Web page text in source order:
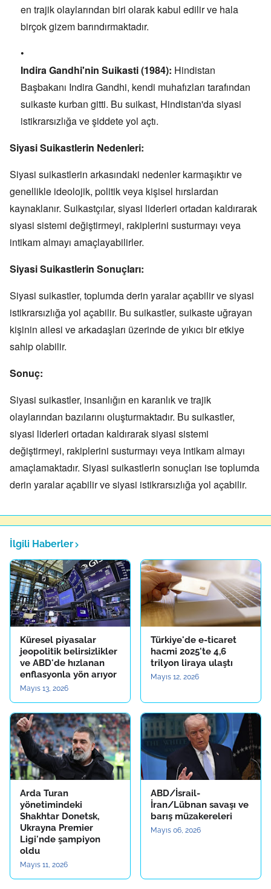
en trajik olaylarından biri olarak kabul edilir ve hala
birçok gizem barındırmaktadır.
Indira Gandhi'nin Suikasti (1984): Hindistan
Başbakanı Indira Gandhi, kendi muhafızları tarafından
suikaste kurban gitti. Bu suikast, Hindistan'da siyasi
istikrarsızlığa ve şiddete yol açtı.
Siyasi Suikastlerin Nedenleri:
Siyasi suikastlerin arkasındaki nedenler karmaşıktır ve
genellikle ideolojik, politik veya kişisel hırslardan
kaynaklanır. Suikastçılar, siyasi liderleri ortadan kaldırarak
siyasi sistemi değiştirmeyi, rakiplerini susturmayı veya
intikam almayı amaçlayabilirler.
Siyasi Suikastlerin Sonuçları:
Siyasi suikastler, toplumda derin yaralar açabilir ve siyasi
istikrarsızlığa yol açabilir. Bu suikastler, suikaste uğrayan
kişinin ailesi ve arkadaşları üzerinde de yıkıcı bir etkiye
sahip olabilir.
Sonuç:
Siyasi suikastler, insanlığın en karanlık ve trajik
olaylarından bazılarını oluşturmaktadır. Bu suikastler,
siyasi liderleri ortadan kaldırarak siyasi sistemi
değiştirmeyi, rakiplerini susturmayı veya intikam almayı
amaçlamaktadır. Siyasi suikastlerin sonuçları ise toplumda
derin yaralar açabilir ve siyasi istikrarsızlığa yol açabilir.
İlgili Haberler
Küresel piyasalar
jeopolitik belirsizlikler
ve ABD'de hızlanan
enflasyonla yön arıyor
Mayıs 13, 2026
Türkiye'de e-ticaret
hacmi 2025'te 4,6
trilyon liraya ulaştı
Mayıs 12, 2026
Arda Turan
yönetimindeki
Shakhtar Donetsk,
Ukrayna Premier
Ligi'nde şampiyon
oldu
Mayıs 11, 2026
ABD/İsrail-
İran/Lübnan savaşı ve
barış müzakereleri
Mayıs 06, 2026